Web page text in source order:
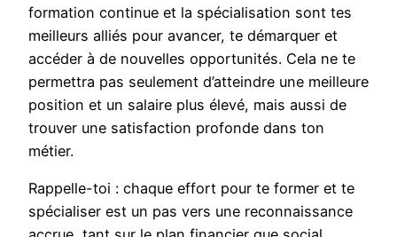
formation continue et la spécialisation sont tes
meilleurs alliés pour avancer, te démarquer et
accéder à de nouvelles opportunités. Cela ne te
permettra pas seulement d’atteindre une meilleure
position et un salaire plus élevé, mais aussi de
trouver une satisfaction profonde dans ton
métier.
Rappelle-toi : chaque effort pour te former et te
spécialiser est un pas vers une reconnaissance